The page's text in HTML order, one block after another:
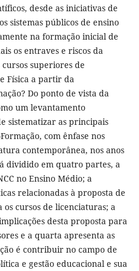
desde as iniciativas de
sistemas públicos de ensino
na formação inicial de
os entraves e riscos da
superiores de
Física a partir da
Do ponto de vista da
um levantamento
sistematizar as principais
com ênfase nos
contemporânea, nos anos
dividido em quatro partes, a
no Ensino Médio; a
relacionadas à proposta de
cursos de licenciaturas; a
desta proposta para
e a quarta apresenta as
é contribuir no campo de
e gestão educacional e sua